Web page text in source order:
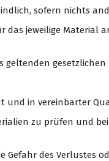
sofern nichts
das jeweilige
geltenden
und in vereinbarter
zu prüfen und
des Verlustes